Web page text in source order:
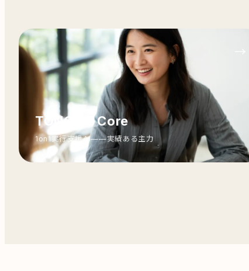
TONOME Core
1on1実行支援AI——実績ある主力